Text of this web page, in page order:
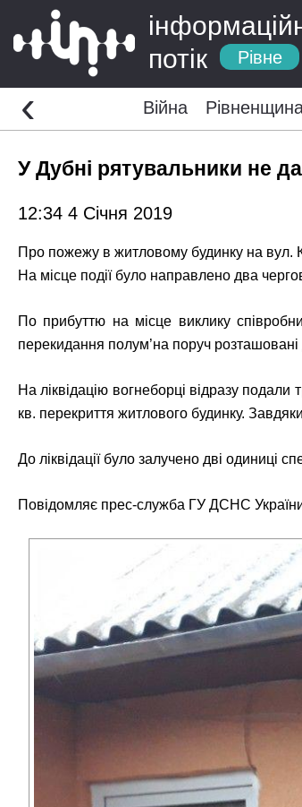
потік
Рівне
Війна
‹
У Дубні рятувальники не
12:34 4 Січня 2019
Про пожежу в житловому будинку на вул.
На місце події було направлено два
По прибуттю на місце виклику
перекидання полум’на поруч розташовані
На ліквідацію вогнеборці відразу
кв. перекриття житлового будинку.
До ліквідації було залучено дві одиниці
Повідомляє прес-служба ГУ ДСНС України